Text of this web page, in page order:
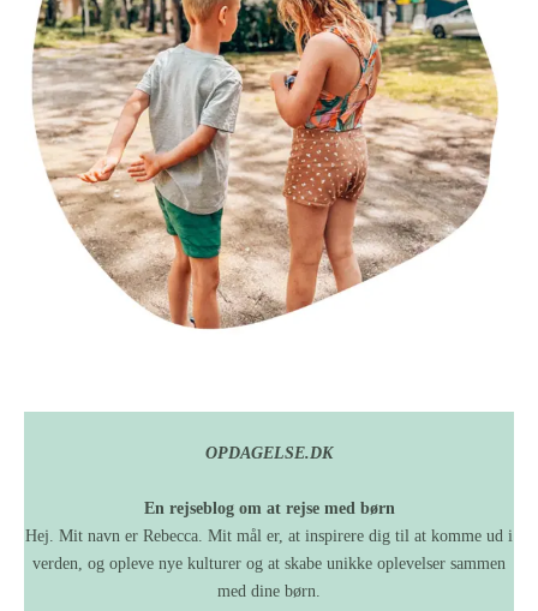
OPDAGELSE.DK
En rejseblog om at rejse med børn
Hej. Mit navn er Rebecca. Mit mål er, at inspirere dig til at komme ud i
verden, og opleve nye kulturer og at skabe unikke oplevelser sammen
med dine børn.